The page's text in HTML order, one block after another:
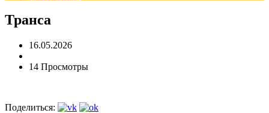
Транса
16.05.2026
14 Просмотры
Поделиться: